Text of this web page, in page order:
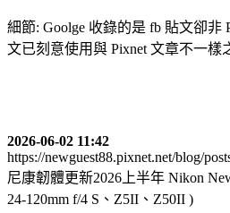
細節: Goolge 收錄的是 fb 貼文卻非
文已刻意使用與 Pixnet 文章不一樣
2026-06-02 11:42
https://newguest88.pixnet.net/blog/
尼康韌體更新2026上半年 Nikon
24-120mm f/4 S、Z5II、Z50II )